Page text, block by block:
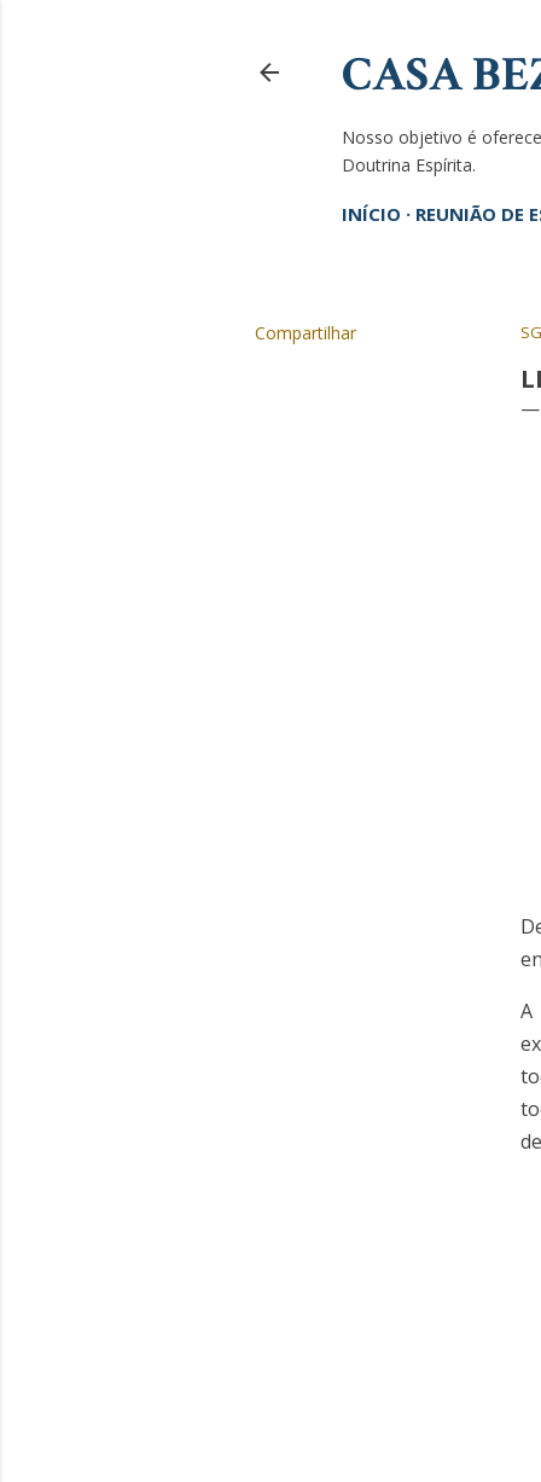
CASA
Nosso objetivo é
Doutrina Espírita.
INÍCIO REUNIÃO DE
Compartilhar
A